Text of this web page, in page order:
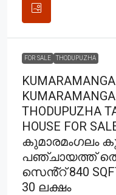
FOR SALE THODUPUZHA
THODUPUZHA
HOUSE FOR
കുമാരമംഗലം
പഞ്ചായത്ത്
സെൻ്റ് 840
30 ലക്ഷം